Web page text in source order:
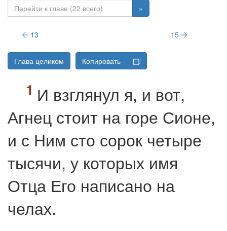
»
13 15
Глава целиком Копировать
И взглянул я, и вот,
Агнец стоит на горе Сионе,
и с Ним сто сорок четыре
тысячи, у которых имя
Отца Его написано на
челах.